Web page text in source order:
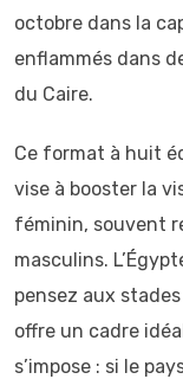
octobre dans la
enflammés dans
du Caire.
Ce format à huit
vise à booster la
féminin, souvent
masculins.
pensez aux
offre un cadre
s’impose : si le